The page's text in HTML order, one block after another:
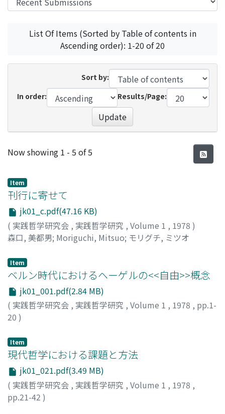
List Of Items (Sorted by Table of contents in
Ascending order): 1-20 of 20
Sort by:
In order:
Results/Page:
Update
Recent Submissions
Now showing 1 - 5 of 5
Item
刊行に寄せて
jk01_c.pdf(47.16 KB)
( 実践哲学研究会 , 実践哲学研究 , Volume 1 , 1978 )
森口, 美都男; Moriguchi, Mitsuo; モリグチ, ミツオ
Item
ベルン時代におけるヘーゲルの<<自由>>概念
jk01_001.pdf(2.84 MB)
( 実践哲学研究会 , 実践哲学研究 , Volume 1 , 1978 , pp.1-
20 )
Item
現代哲学における課題と方法
jk01_021.pdf(3.49 MB)
( 実践哲学研究会 , 実践哲学研究 , Volume 1 , 1978 ,
pp.21-42 )